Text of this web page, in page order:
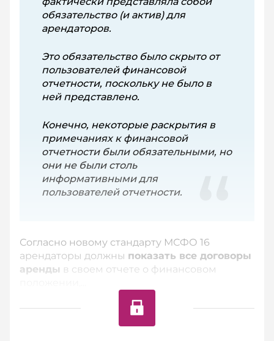
обязательство (и актив) для
арендаторов.
Это обязательство было скрыто от
пользователей финансовой
отчетности, поскольку не было в
ней представлено.
Конечно, некоторые раскрытия в
примечаниях к финансовой
отчетности были обязательными, но
они не были столь
информативными для
пользователей отчетности.
Согласно новому стандарту МСФО 16
арендаторы должны показать все договоры
аренды в своем отчете о финансовом